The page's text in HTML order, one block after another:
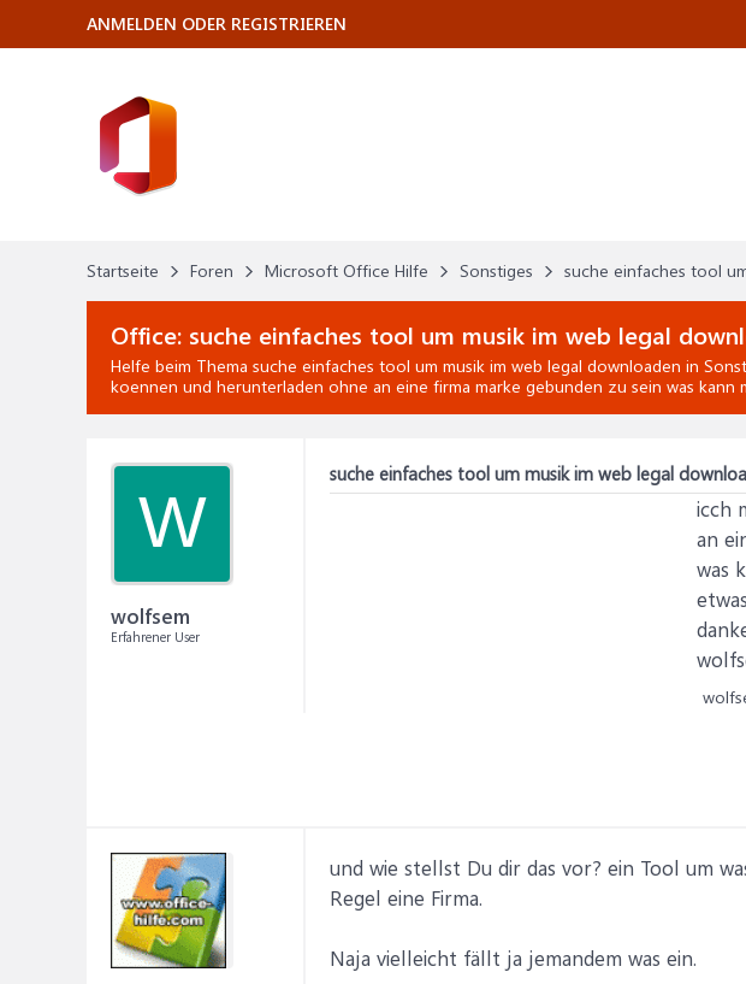
Startseite Foren Microsoft Office Hilfe Sonstiges
Office: suche einfaches tool um musik im web legal
Helfe beim Thema suche einfaches tool um musik im web legal downloaden in
koennen und herunterladen ohne an eine firma marke gebunden zu sein was kann
W
wolfsem
Erfahrener User
suche einfaches tool um musik im web legal
icch
an
was
und wie stellst Du dir das vor? ein Tool um
Regel eine Firma.
Naja vielleicht fällt ja jemandem was ein.
ANMELDEN ODER REGISTRIEREN